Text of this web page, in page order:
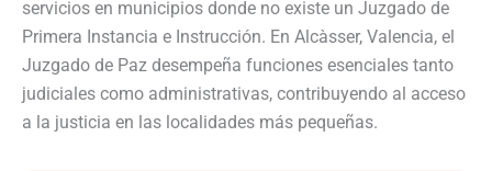
servicios en municipios donde no existe un Juzgado de
Primera Instancia e Instrucción. En Alcàsser, Valencia, el
Juzgado de Paz desempeña funciones esenciales tanto
judiciales como administrativas, contribuyendo al acceso
a la justicia en las localidades más pequeñas.